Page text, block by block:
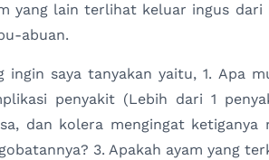
yang lain terlihat keluar ingus
abuan.
ingin saya tanyakan yaitu, 1. Apa
penyakit (Lebih dari 1
dan kolera mengingat ketiganya
3. Apakah ayam yang